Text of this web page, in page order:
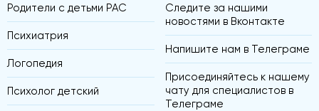
Родители с детьми РАС
Психиатрия
Логопедия
Психолог детский
Следите за нашими
новостями в Вконтакте
Напишите нам в Телеграме
Присоединяйтесь к нашему
чату для специалистов в
Телеграме